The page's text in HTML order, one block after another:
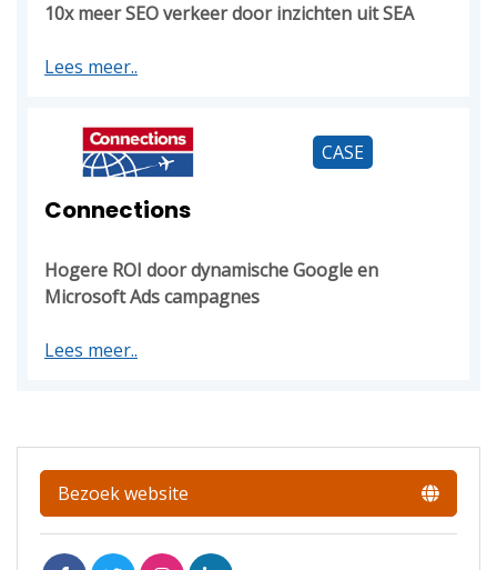
10x meer SEO verkeer door inzichten uit SEA
Lees meer..
Connections
CASE
Hogere ROI door dynamische Google en
Microsoft Ads campagnes
Lees meer..
Bezoek website